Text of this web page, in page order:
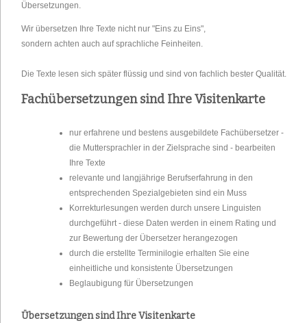
Übersetzungen.
Wir übersetzen Ihre Texte nicht nur "Eins zu Eins",
sondern achten auch auf sprachliche Feinheiten.
Die Texte lesen sich später flüssig und sind von fachlich bester Qualität.
Fachübersetzungen sind Ihre Visitenkarte
nur erfahrene und bestens ausgebildete Fachübersetzer -
die Muttersprachler in der Zielsprache sind - bearbeiten
Ihre Texte
relevante und langjährige Berufserfahrung in den
entsprechenden Spezialgebieten sind ein Muss
Korrekturlesungen werden durch unsere Linguisten
durchgeführt - diese Daten werden in einem Rating und
zur Bewertung der Übersetzer herangezogen
durch die erstellte Terminilogie erhalten Sie eine
einheitliche und konsistente Übersetzungen
Beglaubigung für Übersetzungen
Übersetzungen sind Ihre Visitenkarte